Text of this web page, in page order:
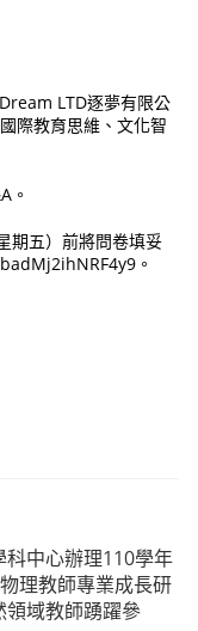
LTD逐夢有限公
際教育思維、文化智
。
期五）前將問卷填妥
。
中心辦理110學年
理教師專業成長研
領域教師踴躍參